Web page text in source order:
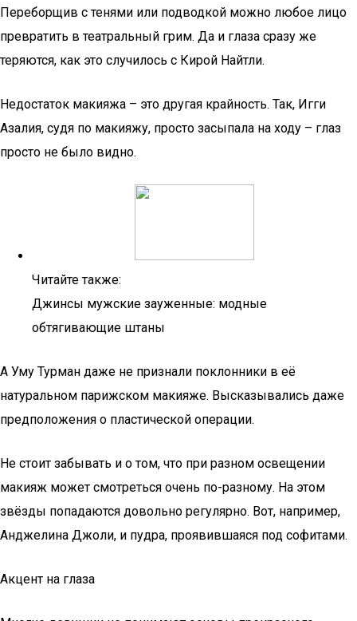
Переборщив с тенями или подводкой можно любое лицо
превратить в театральный грим. Да и глаза сразу же
теряются, как это случилось с Кирой Найтли.
Недостаток макияжа – это другая крайность. Так, Игги
Азалия, судя по макияжу, просто засыпала на ходу – глаз
просто не было видно.
Читайте также:
Джинсы мужские зауженные: модные
обтягивающие штаны
А Уму Турман даже не признали поклонники в её
натуральном парижском макияже. Высказывались даже
предположения о пластической операции.
Не стоит забывать и о том, что при разном освещении
макияж может смотреться очень по-разному. На этом
звёзды попадаются довольно регулярно. Вот, например,
Анджелина Джоли, и пудра, проявившаяся под софитами.
Акцент на глаза